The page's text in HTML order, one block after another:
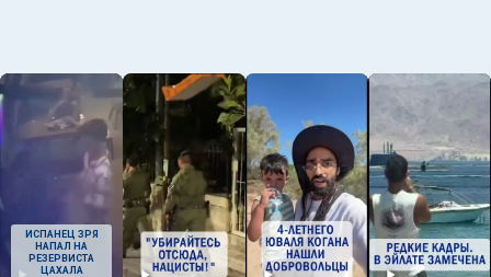
ИСПАНЕЦ ЗРЯ
НАПАЛ НА
РЕЗЕРВИСТА
ЦАХАЛА